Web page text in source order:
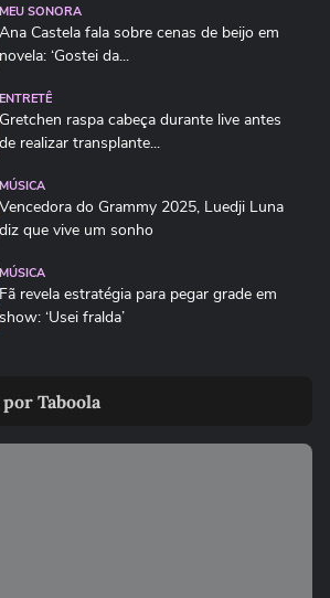
MEU SONORA
Ana Castela fala sobre cenas de beijo em
novela: ‘Gostei da...
ENTRETÊ
Gretchen raspa cabeça durante live antes
de realizar transplante...
MÚSICA
Vencedora do Grammy 2025, Luedji Luna
diz que vive um sonho
MÚSICA
Fã revela estratégia para pegar grade em
show: ‘Usei fralda’
faltar para curtir o João Rock
MÚSICA
Taboola